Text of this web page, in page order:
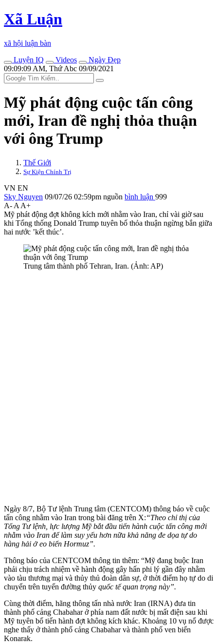
Xã Luận
xã hội luận bàn
Luyện IQ
Videos
Ngày Đẹp
09:09:09 AM, Thứ Abc 09/09/2021
Mỹ phát động cuộc tấn công
mới, Iran đề nghị thỏa thuận
với ông Trump
Thế Giới
Sự Kiện Chính Trị
VN EN
Sky Nguyen 09/07/26 02:59pm nguồn bình luận 999
A- A A+
Mỹ phát động đợt không kích mới nhằm vào Iran, chỉ vài giờ sau
khi Tổng thống Donald Trump tuyên bố thỏa thuận ngừng bắn giữa
hai nước ’kết thúc’.
Trung tâm thành phố Tehran, Iran. (Ảnh: AP)
Ngày 8/7, Bộ Tư lệnh Trung tâm (CENTCOM) thông báo về cuộc
tấn công nhằm vào Iran trong bài đăng trên X:“Theo chỉ thị của
Tổng Tư lệnh, lực lượng Mỹ bắt đầu tiến hành cuộc tấn công mới
nhằm vào Iran để làm suy yếu hơn nữa khả năng đe dọa tự do
hàng hải ở eo biển Hormuz”.
Thông báo của CENTCOM thông tin thêm: “Mỹ đang buộc Iran
phải chịu trách nhiệm về hành động gây hấn phi lý gần đây nhằm
vào tàu thương mại và thủy thủ đoàn dân sự, ở thời điểm họ tự do di
chuyển trên tuyến đường thủy quốc tếquan trọng này”.
Cùng thời điểm, hãng thông tấn nhà nước Iran (IRNA) đưa tin
thành phố cảng Chabahar ở phía nam đất nước bị mất điện sau khi
Mỹ tuyên bố tiến hành đợt không kích khác. Khoảng 10 vụ nổ được
nghe thấy ở thành phố cảng Chabahar và thành phố ven biển
Konarak.